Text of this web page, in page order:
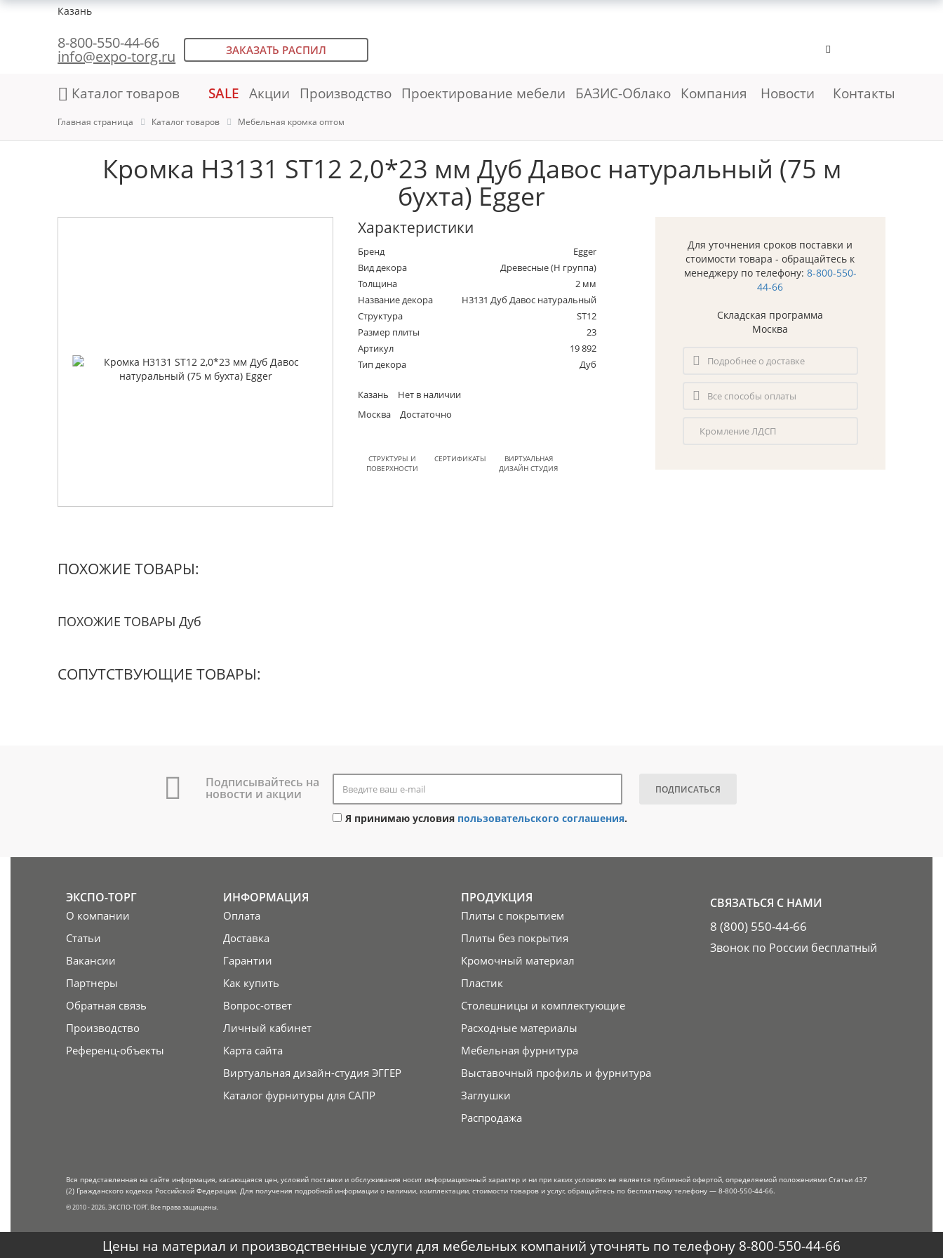
Казань
8-800-550-44-66
info@expo-torg.ru ЗАКАЗАТЬ РАСПИЛ
Каталог товаров SALE Акции Производство Проектирование мебели БАЗИС-Облако Компания Новости Контакты
Главная страница Каталог товаров Мебельная кромка оптом
Кромка H3131 ST12 2,0*23 мм Дуб Давос натуральный (75 м
бухта) Egger
Характеристики
Бренд
Egger
Вид декора
Древесные (Н группа)
Толщина
2 мм
Название декора
H3131 Дуб Давос натуральный
Структура
ST12
Размер плиты
23
Артикул
19 892
Тип декора
Дуб
Казань
Нет в наличии
Москва
Достаточно
СТРУКТУРЫ И
ПОВЕРХНОСТИ
СЕРТИФИКАТЫ
ВИРТУАЛЬНАЯ
ДИЗАЙН СТУДИЯ
Для уточнения сроков поставки и
стоимости товара - обращайтесь к
менеджеру по телефону: 8-800-550-
44-66
Складская программа
Москва
Подробнее о доставке
Все способы оплаты
Кромление ЛДСП
ПОХОЖИЕ ТОВАРЫ:
ПОХОЖИЕ ТОВАРЫ Дуб
СОПУТСТВУЮЩИЕ ТОВАРЫ:
Подписывайтесь на
новости и акции ПОДПИСАТЬСЯ
Я принимаю условия пользовательского соглашения.
ЭКСПО-ТОРГ
О компании
Статьи
Вакансии
Партнеры
Обратная связь
Производство
Референц-объекты
ИНФОРМАЦИЯ
Оплата
Доставка
Гарантии
Как купить
Вопрос-ответ
Личный кабинет
Карта сайта
Виртуальная дизайн-студия ЭГГЕР
Каталог фурнитуры для САПР
ПРОДУКЦИЯ
Плиты с покрытием
Плиты без покрытия
Кромочный материал
Пластик
Столешницы и комплектующие
Расходные материалы
Мебельная фурнитура
Выставочный профиль и фурнитура
Заглушки
Распродажа
СВЯЗАТЬСЯ С НАМИ
8 (800) 550-44-66
Звонок по России бесплатный
Вся представленная на сайте информация, касающаяся цен, условий поставки и обслуживания носит информационный характер и ни при каких условиях не является публичной офертой, определяемой положениями Статьи 437
(2) Гражданского кодекса Российской Федерации. Для получения подробной информации о наличии, комплектации, стоимости товаров и услуг, обращайтесь по бесплатному телефону — 8-800-550-44-66.
© 2010 - 2026. ЭКСПО-ТОРГ. Все права защищены.
Цены на материал и производственные услуги для мебельных компаний уточнять по телефону 8-800-550-44-66